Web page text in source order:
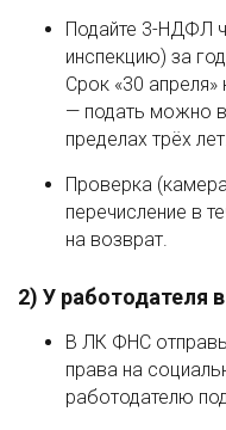
Подайте 3-НДФЛ
инспекцию) за
Срок «30
— подать можно
пределах трёх
Проверка
перечисление в
на возврат.
2) У работодателя
В ЛК ФНС
права на
работодателю